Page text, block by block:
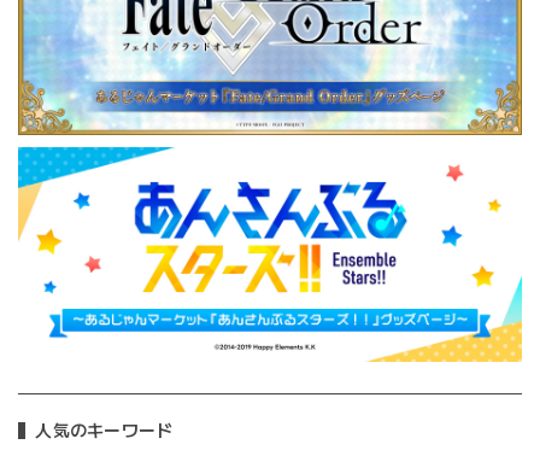
人気のキーワード